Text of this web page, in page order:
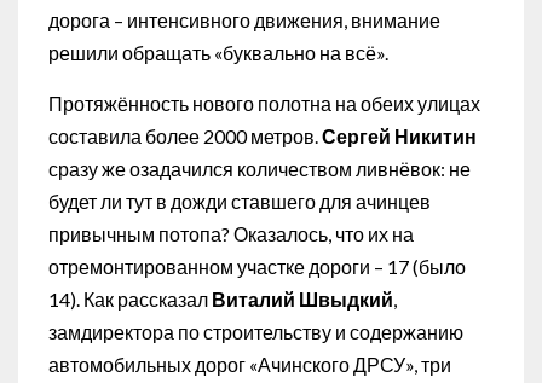
дорога – интенсивного движения, внимание
решили обращать «буквально на всё».
Протяжённость нового полотна на обеих улицах
составила более 2000 метров. Сергей Никитин
сразу же озадачился количеством ливнёвок: не
будет ли тут в дожди ставшего для ачинцев
привычным потопа? Оказалось, что их на
отремонтированном участке дороги – 17 (было
14). Как рассказал Виталий Швыдкий
замдиректора по строительству и содержанию
автомобильных дорог «Ачинского ДРСУ», три